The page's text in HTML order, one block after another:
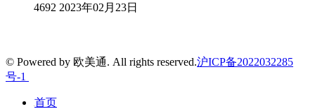
4692 2023年02月23日
© Powered by 欧美通. All rights reserved.沪ICP备2022032285
号-1
首页